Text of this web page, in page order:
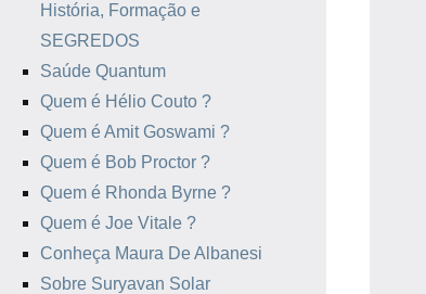
História, Formação e
SEGREDOS
Saúde Quantum
Quem é Hélio Couto ?
Quem é Amit Goswami ?
Quem é Bob Proctor ?
Quem é Rhonda Byrne ?
Quem é Joe Vitale ?
Conheça Maura De Albanesi
Sobre Suryavan Solar